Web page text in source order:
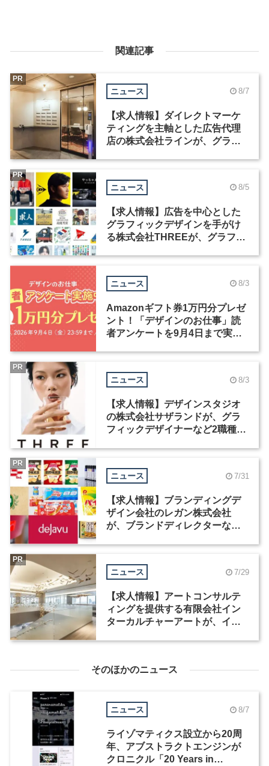
関連記事
ニュース 8/7
【求人情報】ダイレクトマーケ
ティングを主軸とした広告代理
店の株式会社ラインが、グラフ
PR
ニュース 8/5
【求人情報】広告を中心とした
グラフィックデザインを手がけ
る株式会社THREEが、グラフィ
PR
ニュース 8/3
Amazonギフト券1万円分プレゼ
ント！「デザインのお仕事」読
者アンケートを9月4日まで実施
ニュース 8/3
【求人情報】デザインスタジオ
の株式会社サザランドが、グラ
フィックデザイナーなど2職種を
PR
ニュース 7/31
【求人情報】ブランディングデ
ザイン会社のレガン株式会社
が、ブランドディレクターなど3
PR
ニュース 7/29
【求人情報】アートコンサルテ
ィングを提供する有限会社イン
ターカルチャーアートが、イン
PR
そのほかのニュース
ニュース 8/7
ライゾマティクス設立から20周
年、アブストラクトエンジンが
クロニクル「20 Years in